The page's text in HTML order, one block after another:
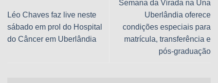
Léo Chaves faz live neste
sábado em prol do Hospital
do Câncer em Uberlândia
Semana da Virada na Una
Uberlândia oferece
condições especiais para
matrícula, transferência e
pós-graduação